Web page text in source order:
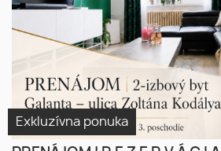
Exkluzívna ponuka